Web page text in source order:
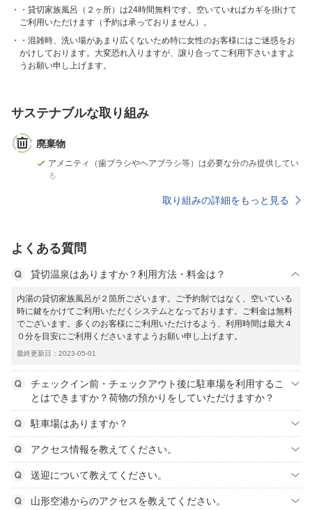
・貸切家族風呂（２ヶ所）は24時間無料です。空いていればカギを掛けて
ご利用いただけます（予約は承っておりません）。
・混雑時、洗い場があまり広くないため特に女性のお客様にはご迷惑をお
かけしております。大変恐れ入りますが、譲り合ってご利用下さいますよ
うお願い申し上げます。
サステナブルな取り組み
廃棄物
アメニティ（歯ブラシやヘアブラシ等）は必要な分のみ提供してい
る
取り組みの詳細をもっと見る
よくある質問
貸切温泉はありますか？利用方法・料金は？
内湯の貸切家族風呂が２箇所ございます。ご予約制ではなく、空いている
時に鍵をかけてご利用いただくシステムとなっております。ご料金は無料
でございます。多くのお客様にご利用いただけるよう、利用時間は最大４
０分を目安にご利用くださいますようお願い申し上げます。
最終更新日：2023-05-01
チェックイン前・チェックアウト後に駐車場を利用するこ
とはできますか？荷物の預かりをしていただけますか？
駐車場はありますか？
アクセス情報を教えてください。
送迎について教えてください。
山形空港からのアクセスを教えてください。